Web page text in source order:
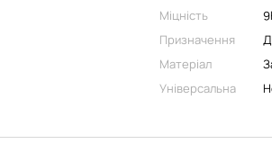
Міцність
Призначення
Матеріал
Універсальна